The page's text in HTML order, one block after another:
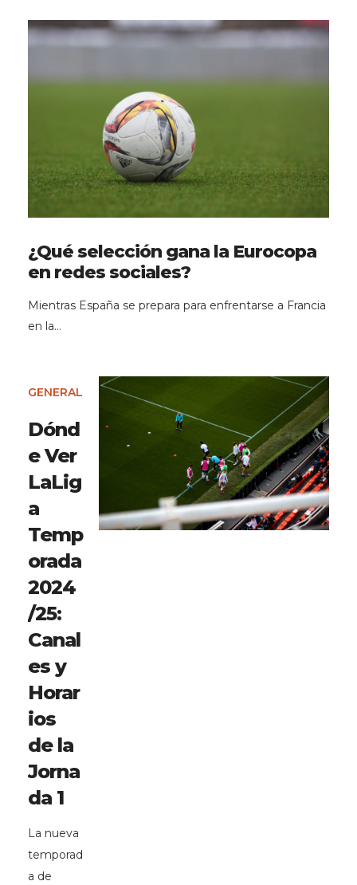
¿Qué selección gana la Eurocopa
en redes sociales?
Mientras España se prepara para enfrentarse a Francia
en la…
GENERAL
Dónd
e Ver
LaLig
a
Temp
orada
2024
/25:
Canal
es y
Horar
ios
de la
Jorna
da 1
La nueva
temporad
a de